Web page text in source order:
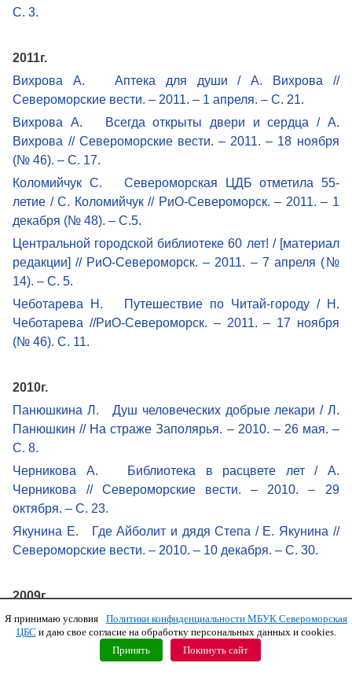
С. 3.
2011г.
Вихрова А. Аптека для души / А. Вихрова //
Североморские вести. – 2011. – 1 апреля. – С. 21.
Вихрова А. Всегда открыты двери и сердца / А.
Вихрова // Североморские вести. – 2011. – 18 ноября
(№ 46). – С. 17.
Коломийчук С. Североморская ЦДБ отметила 55-
летие / С. Коломийчук // РиО-Североморск. – 2011. – 1
декабря (№ 48). – С.5.
Центральной городской библиотеке 60 лет! / [материал
редакции] // РиО-Североморск. – 2011. – 7 апреля (№
14). – С. 5.
Чеботарева Н. Путешествие по Читай-городу / Н.
Чеботарева //РиО-Североморск. – 2011. – 17 ноября
(№ 46). С. 11.
2010г.
Панюшкина Л. Душ человеческих добрые лекари / Л.
Панюшкин // На страже Заполярья. – 2010. – 26 мая. –
С. 8.
Черникова А. Библиотека в расцвете лет / А.
Черникова // Североморские вести. – 2010. – 29
октября. – С. 23.
Якунина Е. Где Айболит и дядя Степа / Е. Якунина //
Североморские вести. – 2010. – 10 декабря. – С. 30.
2009г.
Александрова И. Библиотека для души / И.
Александрова // Североморские вести. – 2009. – 10
апреля. – С. 21.
Я принимаю условия
Политики конфиденциальности МБУК Североморская
ЦБС и даю свое согласие на обработку персональных данных и cookies.
Принять
Покинуть сайт